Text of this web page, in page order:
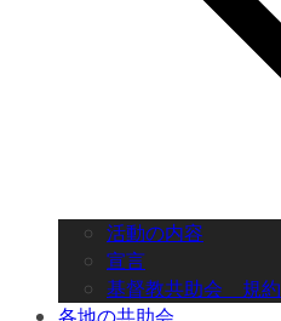
活動の内容
宣言
基督教共助会 規約